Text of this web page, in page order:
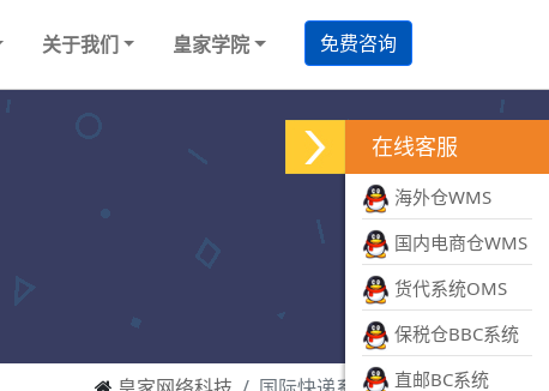
关于我们 皇家学院 免费咨询
在线客服
海外仓WMS
国内电商仓WMS
货代系统OMS
保税仓BBC系统
直邮BC系统